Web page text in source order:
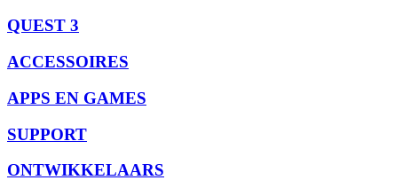
QUEST 3
ACCESSOIRES
APPS EN GAMES
SUPPORT
ONTWIKKELAARS